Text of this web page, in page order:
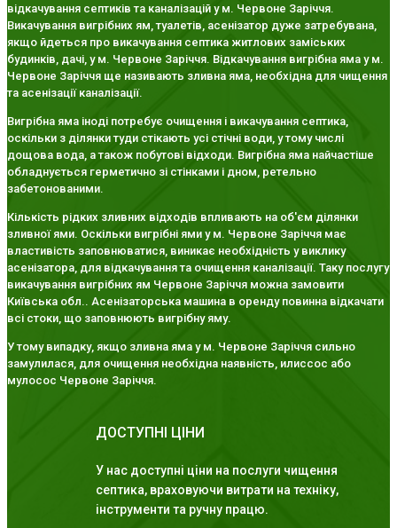
відкачування септиків та каналізацій у м. Червоне Заріччя.
Викачування вигрібних ям, туалетів, асенізатор дуже затребувана,
якщо йдеться про викачування септика житлових заміських
будинків, дачі, у м. Червоне Заріччя. Відкачування вигрібна яма у м.
Червоне Заріччя ще називають зливна яма, необхідна для чищення
та асенізації каналізації.
Вигрібна яма іноді потребує очищення і викачування септика,
оскільки з ділянки туди стікають усі стічні води, у тому числі
дощова вода, а також побутові відходи. Вигрібна яма найчастіше
обладнується герметично зі стінками і дном, ретельно
забетонованими.
Кількість рідких зливних відходів впливають на об'єм ділянки
зливної ями. Оскільки вигрібні ями у м. Червоне Заріччя має
властивість заповнюватися, виникає необхідність у виклику
асенізатора, для відкачування та очищення каналізації. Таку послугу
викачування вигрібних ям Червоне Заріччя можна замовити
Київська обл.. Асенізаторська машина в оренду повинна відкачати
всі стоки, що заповнюють вигрібну яму.
У тому випадку, якщо зливна яма у м. Червоне Заріччя сильно
замулилася, для очищення необхідна наявність, илиссос або
мулосос Червоне Заріччя.
ДОСТУПНІ ЦІНИ
У нас доступні ціни на послуги чищення
септика, враховуючи витрати на техніку,
інструменти та ручну працю.